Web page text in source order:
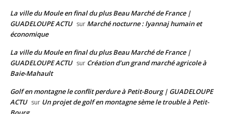
La ville du Moule en final du plus Beau Marché de France |
GUADELOUPE ACTU sur Marché nocturne : lyannaj humain et
économique
La ville du Moule en final du plus Beau Marché de France |
GUADELOUPE ACTU sur Création d’un grand marché agricole à
Baie-Mahault
Golf en montagne le conflit perdure à Petit-Bourg | GUADELOUPE
ACTU sur Un projet de golf en montagne sème le trouble à Petit-